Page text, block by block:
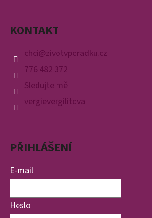
KONTAKT
chci@zivotvporadku.cz
776 482 372
Sledujte mě
vergievergilitova
PŘIHLÁŠENÍ
E-mail
Heslo